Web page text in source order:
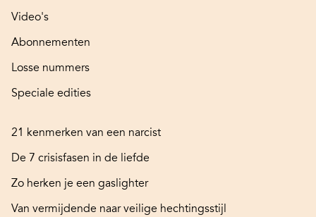
Video's
Abonnementen
Losse nummers
Speciale edities
21 kenmerken van een narcist
De 7 crisisfasen in de liefde
Zo herken je een gaslighter
Van vermijdende naar veilige hechtingsstijl